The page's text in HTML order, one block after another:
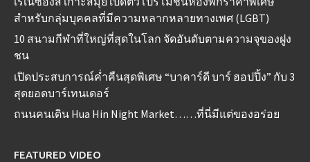
สำหรับกลุ่มบุคคลที่มีความหลากหลายทางเพศ (LGBT)
10 สนามกีฬาที่ใหญ่ที่สุดในโลก จัดอันดับตามความจุของฝูง
ชน
เปิดประสบการณ์ค่ำคืนสุดพิเศษ “บาคาร์ดี บาร์ ฮอปปิ้ง” กับ 3
สุดยอดบาร์เทนเดอร์
ถนนคนเดิน Hua Hin Night Market……ที่นี่มีแต่ของอร่อย
FEATURED VIDEO